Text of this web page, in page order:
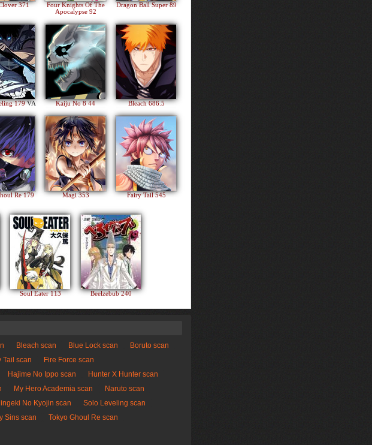
371
Four Knights Of The
Apocalypse 92
Dragon Ball Super 89
179VA Kaiju No 8 44 Bleach 686.5
Re 179 Magi 353 Fairy Tail 545
Soul Eater 113 Beelzebub 240
Bleach scan Blue Lock scan
Boruto scan
Tail scan
Fire Force scan
Hajime No Ippo scan
Hunter X Hunter scan
My Hero Academia scan
Naruto scan
No Kyojin scan
Solo Leveling scan
Sins scan
Tokyo Ghoul Re scan